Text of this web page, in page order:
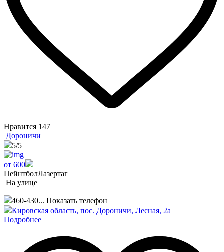
Нравится 147
Дороничи
5/5
от 600
ПейнтболЛазертаг
На улице
460-430... Показать телефон
Кировская область, пос. Дороничи, Лесная, 2а
Подробнее